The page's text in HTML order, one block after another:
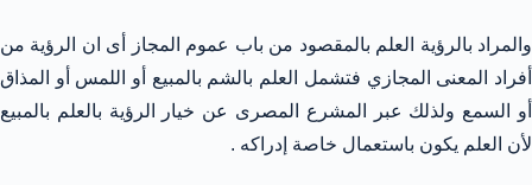
والمراد بالرؤية العلم بالمقصود من باب عموم المجاز أى ان الرؤية من
أفراد المعنى المجازي فتشمل العلم بالشم بالمبيع أو اللمس أو المذاق
أو السمع ولذلك عبر المشرع المصرى عن خيار الرؤية بالعلم بالمبيع
لأن العلم يكون باستعمال خاصة إدراكه .